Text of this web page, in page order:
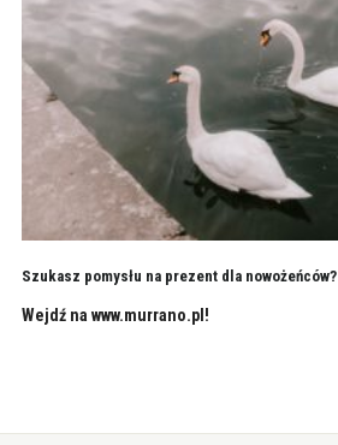
Szukasz pomysłu na prezent dla nowożeńców?
Wejdź na www.murrano.pl!